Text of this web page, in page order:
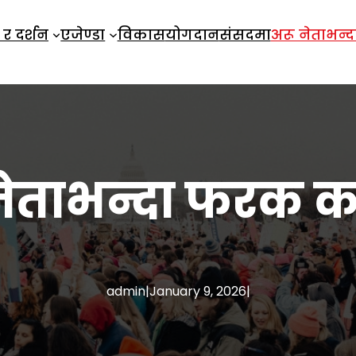
र दर्शन एजेण्डा विकासयोगदानसंसदमाअरू
फरक
admin|January 9, 2026|